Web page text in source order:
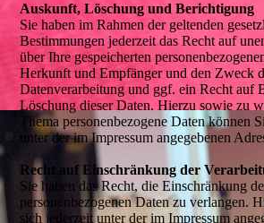
Auskunft, Löschung und Berichtigung
Sie haben im Rahmen der geltenden
Bestimmungen jederzeit das Recht auf
über Ihre gespeicherten
Herkunft und Empfänger und den Zweck
Datenverarbeitung und ggf. ein Recht auf
Löschung dieser Daten. Hierzu sowie zu
Thema personenbezogene Daten können
unter der im Impressum angegebenen
Recht auf Einschränkung der
Sie haben das Recht, die Einschränkung
personenbezogenen Daten zu verlangen.
sich jederzeit unter der im Impressum